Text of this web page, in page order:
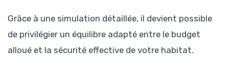
Grâce à une simulation détaillée, il devient possible
de privilégier un équilibre adapté entre le budget
alloué et la sécurité effective de votre habitat.